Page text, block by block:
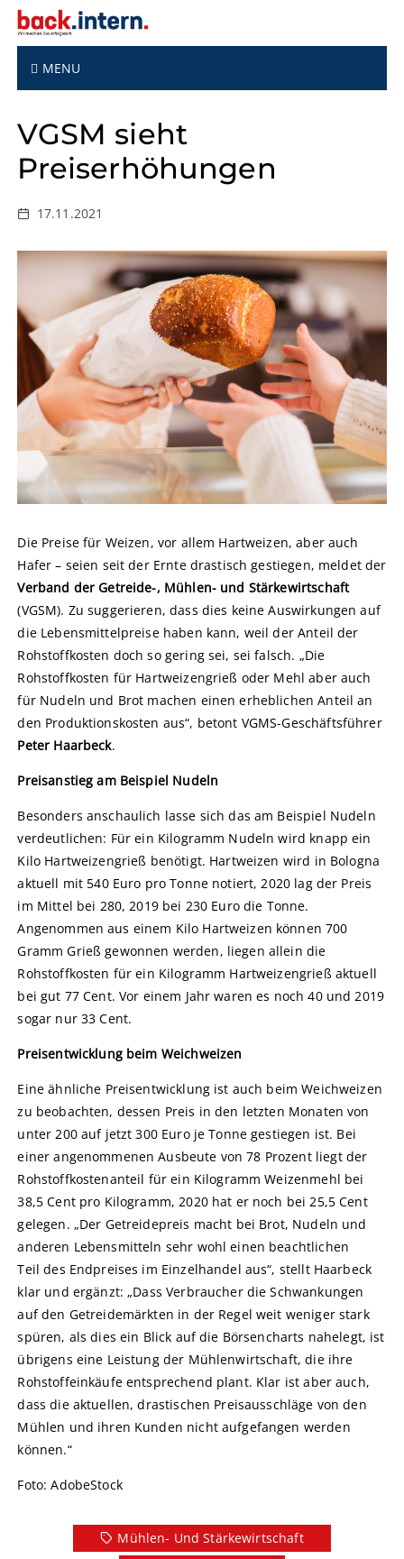
MENU
VGSM sieht
Preiserhöhungen
17.11.2021
Die Preise für Weizen, vor allem Hartweizen, aber auch
Hafer – seien seit der Ernte drastisch gestiegen, meldet der
Verband der Getreide-, Mühlen- und Stärkewirtschaft
(VGSM). Zu suggerieren, dass dies keine Auswirkungen auf
die Lebensmittelpreise haben kann, weil der Anteil der
Rohstoffkosten doch so gering sei, sei falsch. „Die
Rohstoffkosten für Hartweizengrieß oder Mehl aber auch
für Nudeln und Brot machen einen erheblichen Anteil an
den Produktionskosten aus“, betont VGMS-Geschäftsführer
Peter Haarbeck.
Preisanstieg am Beispiel Nudeln
Besonders anschaulich lasse sich das am Beispiel Nudeln
verdeutlichen: Für ein Kilogramm Nudeln wird knapp ein
Kilo Hartweizengrieß benötigt. Hartweizen wird in Bologna
aktuell mit 540 Euro pro Tonne notiert, 2020 lag der Preis
im Mittel bei 280, 2019 bei 230 Euro die Tonne.
Angenommen aus einem Kilo Hartweizen können 700
Gramm Grieß gewonnen werden, liegen allein die
Rohstoffkosten für ein Kilogramm Hartweizengrieß aktuell
bei gut 77 Cent. Vor einem Jahr waren es noch 40 und 2019
sogar nur 33 Cent.
Preisentwicklung beim Weichweizen
Eine ähnliche Preisentwicklung ist auch beim Weichweizen
zu beobachten, dessen Preis in den letzten Monaten von
unter 200 auf jetzt 300 Euro je Tonne gestiegen ist. Bei
einer angenommenen Ausbeute von 78 Prozent liegt der
Rohstoffkostenanteil für ein Kilogramm Weizenmehl bei
38,5 Cent pro Kilogramm, 2020 hat er noch bei 25,5 Cent
gelegen. „Der Getreidepreis macht bei Brot, Nudeln und
anderen Lebensmitteln sehr wohl einen beachtlichen
Teil des Endpreises im Einzelhandel aus“, stellt Haarbeck
klar und ergänzt: „Dass Verbraucher die Schwankungen
auf den Getreidemärkten in der Regel weit weniger stark
spüren, als dies ein Blick auf die Börsencharts nahelegt, ist
übrigens eine Leistung der Mühlenwirtschaft, die ihre
Rohstoffeinkäufe entsprechend plant. Klar ist aber auch,
dass die aktuellen, drastischen Preisausschläge von den
Mühlen und ihren Kunden nicht aufgefangen werden
können.“
Foto: AdobeStock
Mühlen- Und Stärkewirtschaft